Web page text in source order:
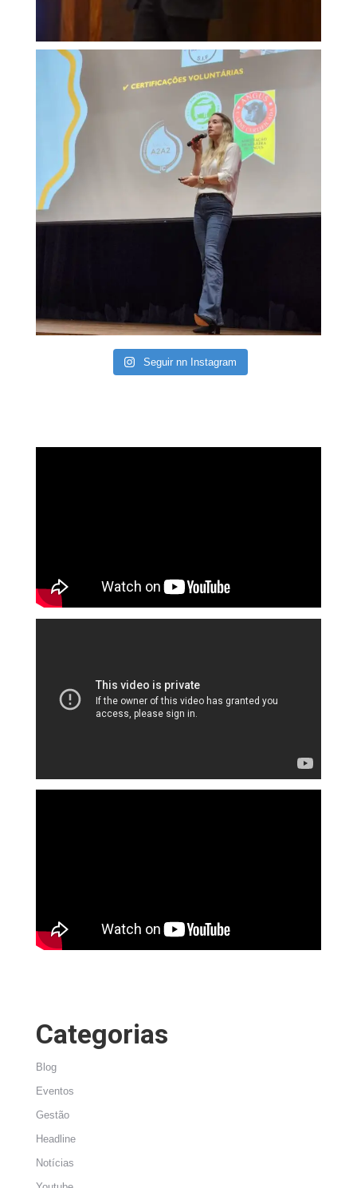
Seguir nn Instagram
Categorias
Blog
Eventos
Gestão
Headline
Notícias